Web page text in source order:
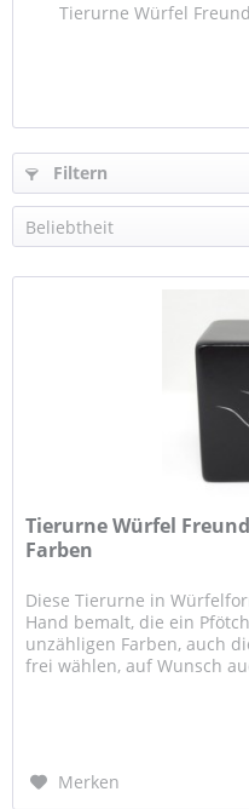
Tierurne Würfel
Filtern
Tierurne Würfel
Farben
Diese Tierurne in
Hand bemalt, die ein
unzähligen Farben, auch
frei wählen, auf Wunsch
Merken